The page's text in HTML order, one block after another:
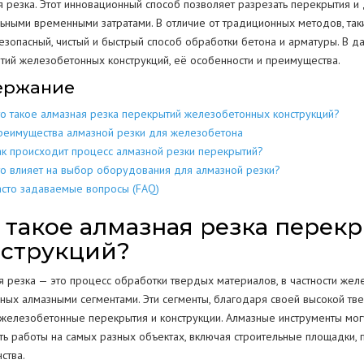
ДОМОВ РАЗБОР
СКЛАДОВ
АНГАРОВ
РЕЗЕРВУАРОВ
ПРОМЫШЛЕННЫХ ТРУБ
МЕТАЛЛИЧЕСКИХ
КОНСТРУКЦИЙ
БЕТОННЫХ
КОЛОНН
ОГРАЖДЕНИЙ
РЕЗКА КОНСТРУКЦИЙ
СТЕН
ПОКРЫТИЯ
резка. Этот инновационный способ позволяет разрезать
временными затратами. В отличие от традиционных методов,
чистый и быстрый способ обработки бетона и арматуры. В
железобетонных конструкций, её особенности и преимущества.
такое алмазная резка перекрытий железобетонных конструкций?
алмазной резки для железобетона
происходит процесс алмазной резки перекрытий?
влияет на выбор оборудования для алмазной резки?
задаваемые вопросы (FAQ)
такое алмазная резка
резка — это процесс обработки твердых материалов, в частности
алмазными сегментами. Эти сегменты, благодаря своей высокой
перекрытия и конструкции. Алмазные инструменты
работы на самых разных объектах, включая строительные